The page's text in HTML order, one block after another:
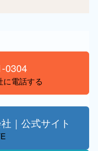
0304
に電話する
｜公式サイト